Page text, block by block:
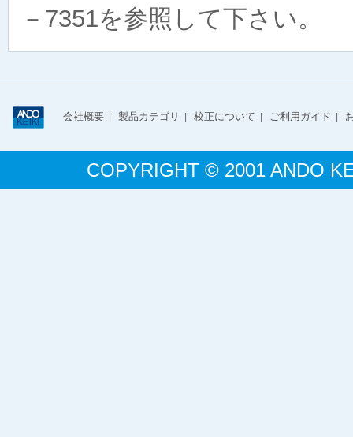
－7351を参照して下さい。
会社概要 製品カテゴリ 校正について ご利用ガイド
COPYRIGHT © 2001 ANDO